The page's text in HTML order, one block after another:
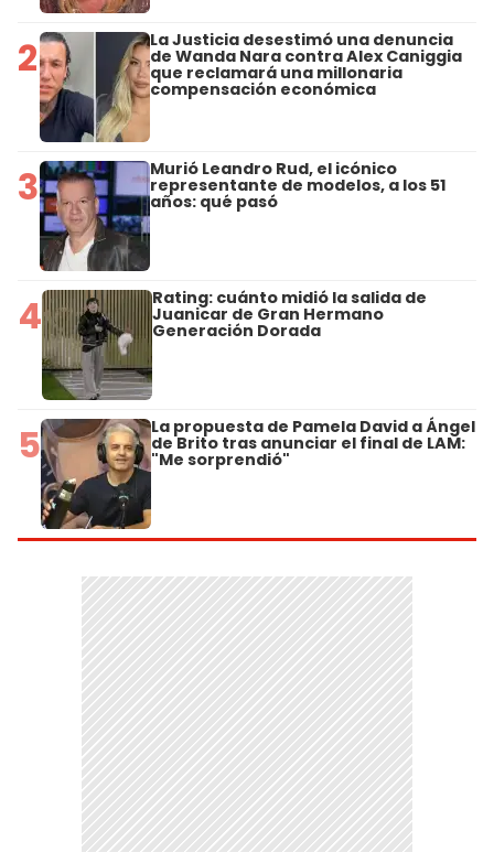
2 La Justicia desestimó una denuncia
de Wanda Nara contra Alex Caniggia
que reclamará una millonaria
compensación económica
3 Murió Leandro Rud, el icónico
representante de modelos, a los 51
años: qué pasó
4 Rating: cuánto midió la salida de
Juanicar de Gran Hermano
Generación Dorada
5 La propuesta de Pamela David a Ángel
de Brito tras anunciar el final de LAM:
"Me sorprendió"